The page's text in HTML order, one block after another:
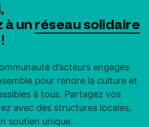
un réseau solidaire
!
d’acteurs engagés
pour rendre la culture et
à tous. Partagez vos
avec des structures locales,
soutien unique.